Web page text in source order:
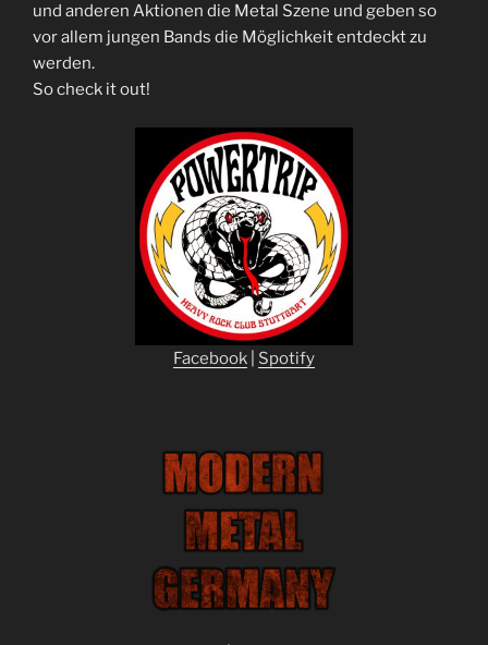
und anderen Aktionen die Metal Szene und geben so
vor allem jungen Bands die Möglichkeit entdeckt zu
werden.
So check it out!
Facebook Spotify